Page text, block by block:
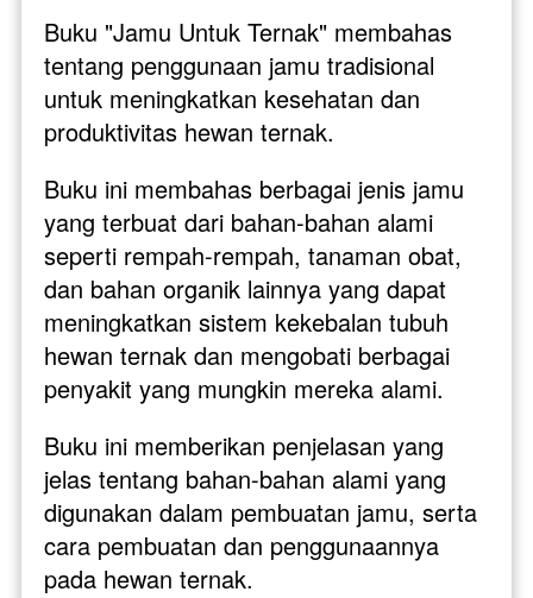
Buku "Jamu Untuk Ternak" membahas
tentang penggunaan jamu tradisional
untuk meningkatkan kesehatan dan
produktivitas hewan ternak.
Buku ini membahas berbagai jenis jamu
yang terbuat dari bahan-bahan alami
seperti rempah-rempah, tanaman obat,
dan bahan organik lainnya yang dapat
meningkatkan sistem kekebalan tubuh
hewan ternak dan mengobati berbagai
penyakit yang mungkin mereka alami.
Buku ini memberikan penjelasan yang
jelas tentang bahan-bahan alami yang
digunakan dalam pembuatan jamu, serta
cara pembuatan dan penggunaannya
pada hewan ternak.